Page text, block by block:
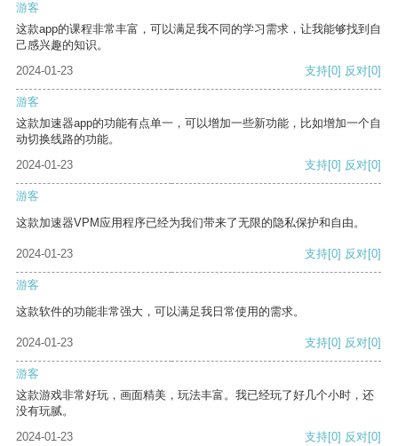
游客
这款app的课程非常丰富，可以满足我不同的学习需求，让我能够找到自
己感兴趣的知识。
2024-01-23
支持[0] 反对[0]
游客
这款加速器app的功能有点单一，可以增加一些新功能，比如增加一个自
动切换线路的功能。
2024-01-23
支持[0] 反对[0]
游客
这款加速器VPM应用程序已经为我们带来了无限的隐私保护和自由。
2024-01-23 支持[0] 反对[0]
游客
这款软件的功能非常强大，可以满足我日常使用的需求。
2024-01-23 支持[0] 反对[0]
游客
这款游戏非常好玩，画面精美，玩法丰富。我已经玩了好几个小时，还
没有玩腻。
2024-01-23
支持[0] 反对[0]